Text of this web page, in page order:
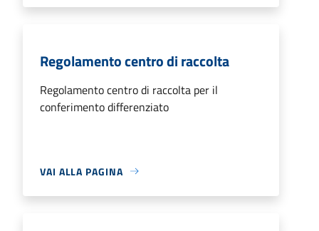
Regolamento centro di raccolta
Regolamento centro di raccolta per il
conferimento differenziato
VAI ALLA PAGINA